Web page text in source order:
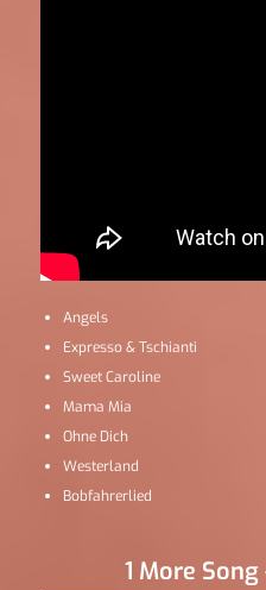
Angels
Expresso & Tschianti
Sweet Caroline
Mama Mia
Ohne Dich
Westerland
Bobfahrerlied
1 More